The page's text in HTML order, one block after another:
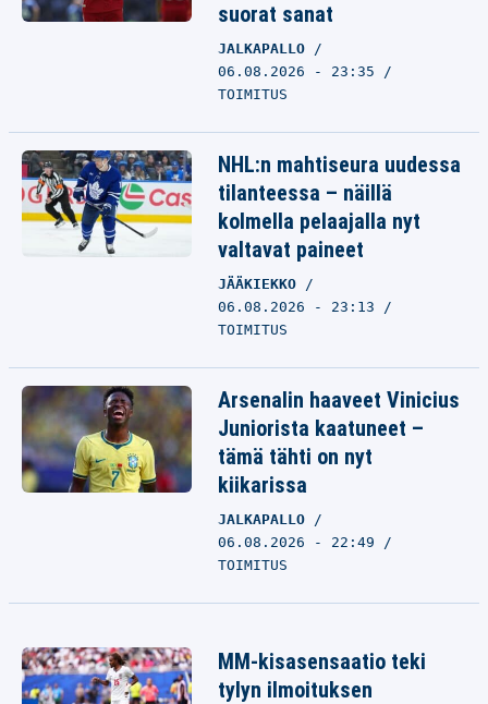
suorat sanat
JALKAPALLO
06.08.2026 - 23:35
TOIMITUS
NHL:n mahtiseura uudessa
tilanteessa – näillä
kolmella pelaajalla nyt
valtavat paineet
JÄÄKIEKKO
06.08.2026 - 23:13
TOIMITUS
Arsenalin haaveet Vinicius
Juniorista kaatuneet –
tämä tähti on nyt
kiikarissa
JALKAPALLO
06.08.2026 - 22:49
TOIMITUS
MM-kisasensaatio teki
tylyn ilmoituksen